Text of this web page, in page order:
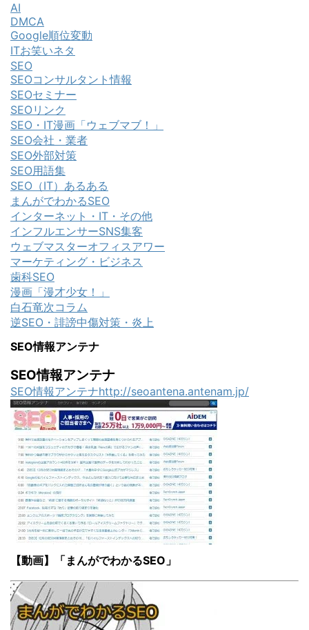
AI
DMCA
Google順位変動
ITお笑いネタ
SEO
SEOコンサルタント情報
SEOセミナー
SEOリンク
SEO・IT漫画「ウェブマブ！」
SEO会社・業者
SEO外部対策
SEO用語集
SEO（IT）あるある
まんがでわかるSEO
インターネット・IT・その他
インフルエンサーSNS集客
ウェブマスターオフィスアワー
マーケティング・ビジネス
歯科SEO
漫画「漫才少女！」
白石竜次コラム
逆SEO・誹謗中傷対策・炎上
SEO情報アンテナ
SEO情報アンテナ
SEO情報アンテナhttp://seoantena.antenam.jp/
【動画】「まんがでわかるSEO」